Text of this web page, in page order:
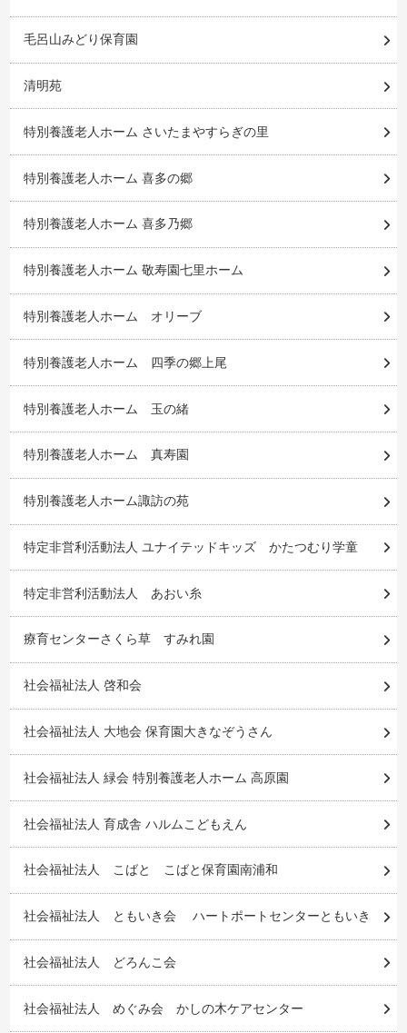
毛呂山みどり保育園
清明苑
特別養護老人ホーム さいたまやすらぎの里
特別養護老人ホーム 喜多の郷
特別養護老人ホーム 喜多乃郷
特別養護老人ホーム 敬寿園七里ホーム
特別養護老人ホーム オリーブ
特別養護老人ホーム 四季の郷上尾
特別養護老人ホーム 玉の緒
特別養護老人ホーム 真寿園
特別養護老人ホーム諏訪の苑
特定非営利活動法人 ユナイテッドキッズ かたつむり学童
特定非営利活動法人 あおい糸
療育センターさくら草 すみれ園
社会福祉法人 啓和会
社会福祉法人 大地会 保育園大きなぞうさん
社会福祉法人 緑会 特別養護老人ホーム 高原園
社会福祉法人 育成舎 ハルムこどもえん
社会福祉法人 こばと こばと保育園南浦和
社会福祉法人 ともいき会 ハートポートセンターともいき
社会福祉法人 どろんこ会
社会福祉法人 めぐみ会 かしの木ケアセンター